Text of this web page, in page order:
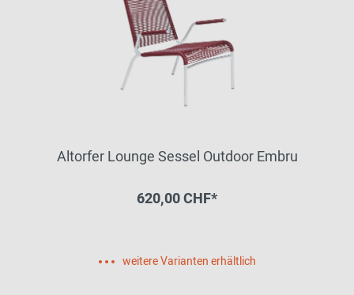
Altorfer Lounge Sessel Outdoor Embru
620,00 CHF*
weitere Varianten erhältlich